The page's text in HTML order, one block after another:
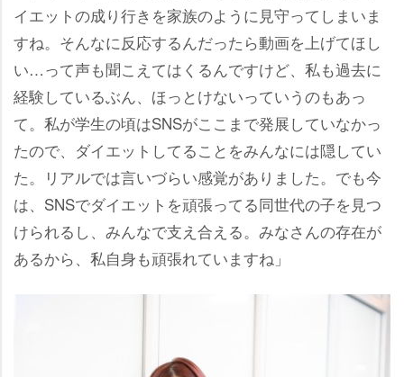
イエットの成り行きを家族のように見守ってしまいま
すね。そんなに反応するんだったら動画を上げてほし
い…って声も聞こえてはくるんですけど、私も過去に
経験しているぶん、ほっとけないっていうのもあっ
て。私が学生の頃はSNSがここまで発展していなかっ
たので、ダイエットしてることをみんなには隠してい
た。リアルでは言いづらい感覚がありました。でも今
は、SNSでダイエットを頑張ってる同世代の子を見つ
けられるし、みんなで支え合える。みなさんの存在が
あるから、私自身も頑張れていますね」